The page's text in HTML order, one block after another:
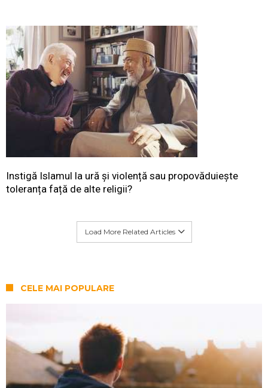
Instigă Islamul la ură și violență sau propovăduiește
toleranța față de alte religii?
Load More Related Articles
CELE MAI POPULARE